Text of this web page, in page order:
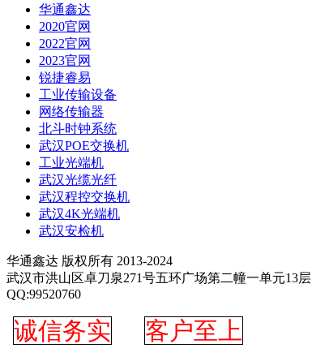
华通鑫达
2020官网
2022官网
2023官网
锐捷睿易
工业传输设备
网络传输器
北斗时钟系统
武汉POE交换机
工业光端机
武汉光缆光纤
武汉程控交换机
武汉4K光端机
武汉安检机
华通鑫达 版权所有 2013-2024
武汉市洪山区卓刀泉271号五环广场第二幢一单元13层
QQ:99520760
诚信务实 客户至上